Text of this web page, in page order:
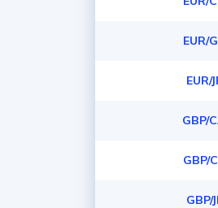
EUR/
EUR/
GBP/
GBP/
GBP/